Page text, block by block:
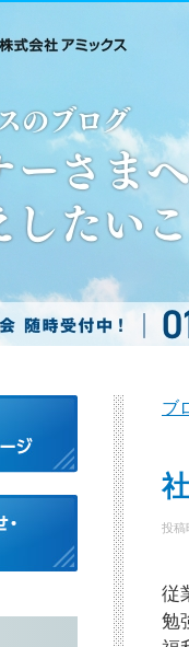
ブ
投稿
従
勉